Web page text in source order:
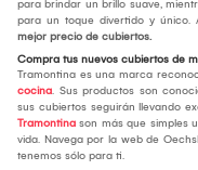
para brindar un brillo suave,
para un toque divertido y único.
mejor precio de cubiertos.
Compra tus nuevos cubiertos de
Tramontina es una marca
cocina. Sus productos son
sus cubiertos seguirán llevando
Tramontina son más que simples
vida. Navega por la web de
tenemos sólo para ti.